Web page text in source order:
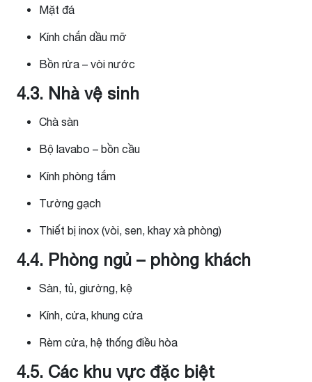
Mặt đá
Kính chắn dầu mỡ
Bồn rửa – vòi nước
4.3. Nhà vệ sinh
Chà sàn
Bộ lavabo – bồn cầu
Kính phòng tắm
Tường gạch
Thiết bị inox (vòi, sen, khay xà phòng)
4.4. Phòng ngủ – phòng khách
Sàn, tủ, giường, kệ
Kính, cửa, khung cửa
Rèm cửa, hệ thống điều hòa
4.5. Các khu vực đặc biệt